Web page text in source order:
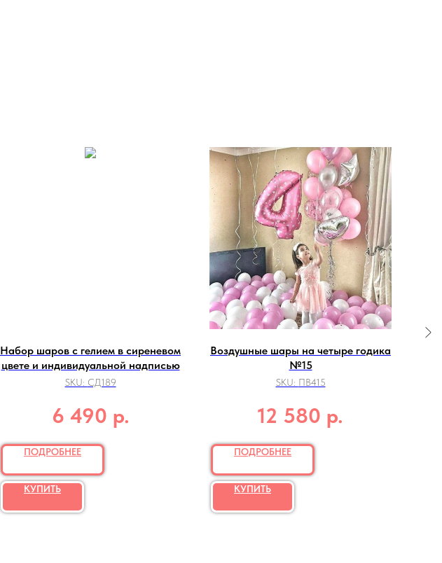
Набор шаров с гелием в сиреневом
цвете и индивидуальной надписью
SKU: СД189
6 490 р.
ПОДРОБНЕЕ
КУПИТЬ
Воздушные шары на четыре годика
№15
SKU: ПВ415
12 580 р.
ПОДРОБНЕЕ
КУПИТЬ